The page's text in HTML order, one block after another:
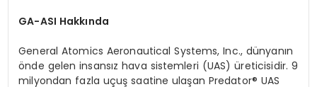
GA-ASI Hakkında
General Atomics Aeronautical Systems, Inc., dünyanın
önde gelen insansız hava sistemleri (UAS) üreticisidir. 9
milyondan fazla uçuş saatine ulaşan Predator® UAS